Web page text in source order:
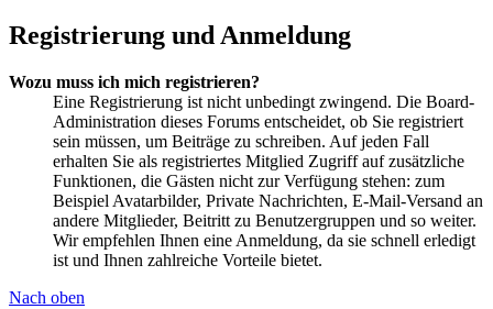
Registrierung und Anmeldung
Wozu muss ich mich registrieren?
Eine Registrierung ist nicht unbedingt zwingend. Die Board-
Administration dieses Forums entscheidet, ob Sie registriert
sein müssen, um Beiträge zu schreiben. Auf jeden Fall
erhalten Sie als registriertes Mitglied Zugriff auf zusätzliche
Funktionen, die Gästen nicht zur Verfügung stehen: zum
Beispiel Avatarbilder, Private Nachrichten, E-Mail-Versand an
andere Mitglieder, Beitritt zu Benutzergruppen und so weiter.
Wir empfehlen Ihnen eine Anmeldung, da sie schnell erledigt
ist und Ihnen zahlreiche Vorteile bietet.
Nach oben